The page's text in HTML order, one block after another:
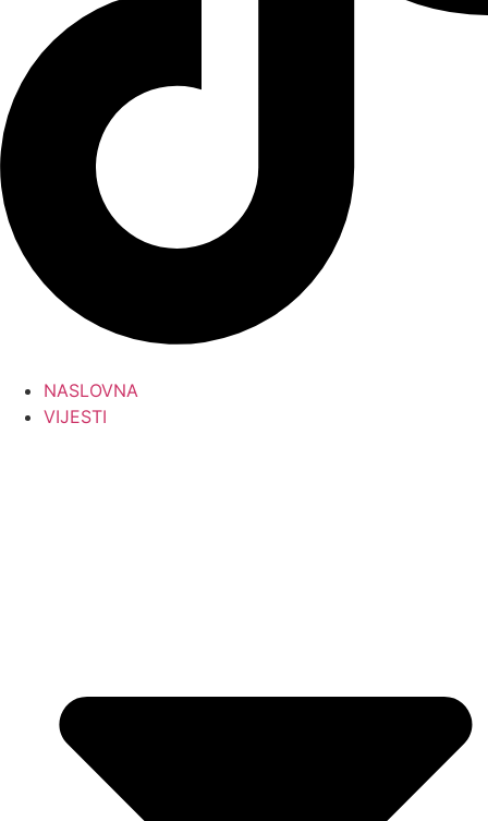
NASLOVNA
VIJESTI